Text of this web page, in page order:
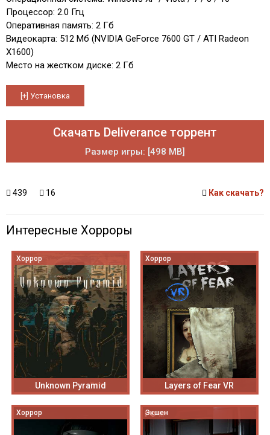
Процессор: 2.0 Ггц
Оперативная память: 2 Гб
Видеокарта: 512 Мб (NVIDIA GeForce 7600 GT / ATI Radeon
X1600)
Место на жестком диске: 2 Гб
Скачать Deliverance торрент
Размер игры: [498 MB]
439 16 Как скачать?
Интересные Хорроры
Хоррор
Unknown Pyramid
Хоррор
Layers of Fear VR
Хоррор Экшен